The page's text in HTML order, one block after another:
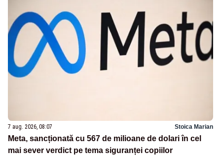
7 aug. 2026, 08:07 Stoica Marian
Meta, sancționată cu 567 de milioane de dolari în cel
mai sever verdict pe tema siguranței copiilor